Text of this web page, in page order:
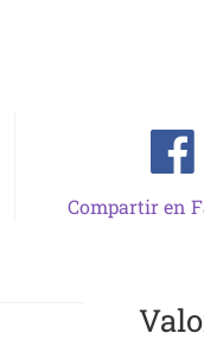
Compartir en